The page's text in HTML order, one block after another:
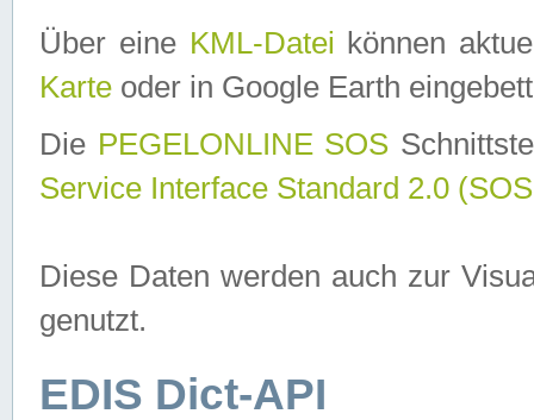
Über eine KML-Datei können
Karte oder in Google Earth
Die PEGELONLINE SOS
Service Interface Standard 2.0
Diese Daten werden auch zur
genutzt.
EDIS Dict-API